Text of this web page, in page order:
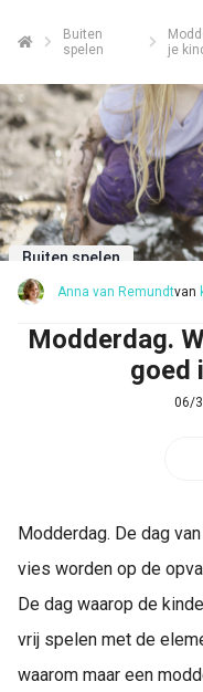
Buiten
spelen
je
Buiten spelen
Anna van Remundtvan
Modderdag.
goed
06/
Modderdag. De dag
vies worden op de
De dag waarop de
vrij spelen met de
waarom maar een